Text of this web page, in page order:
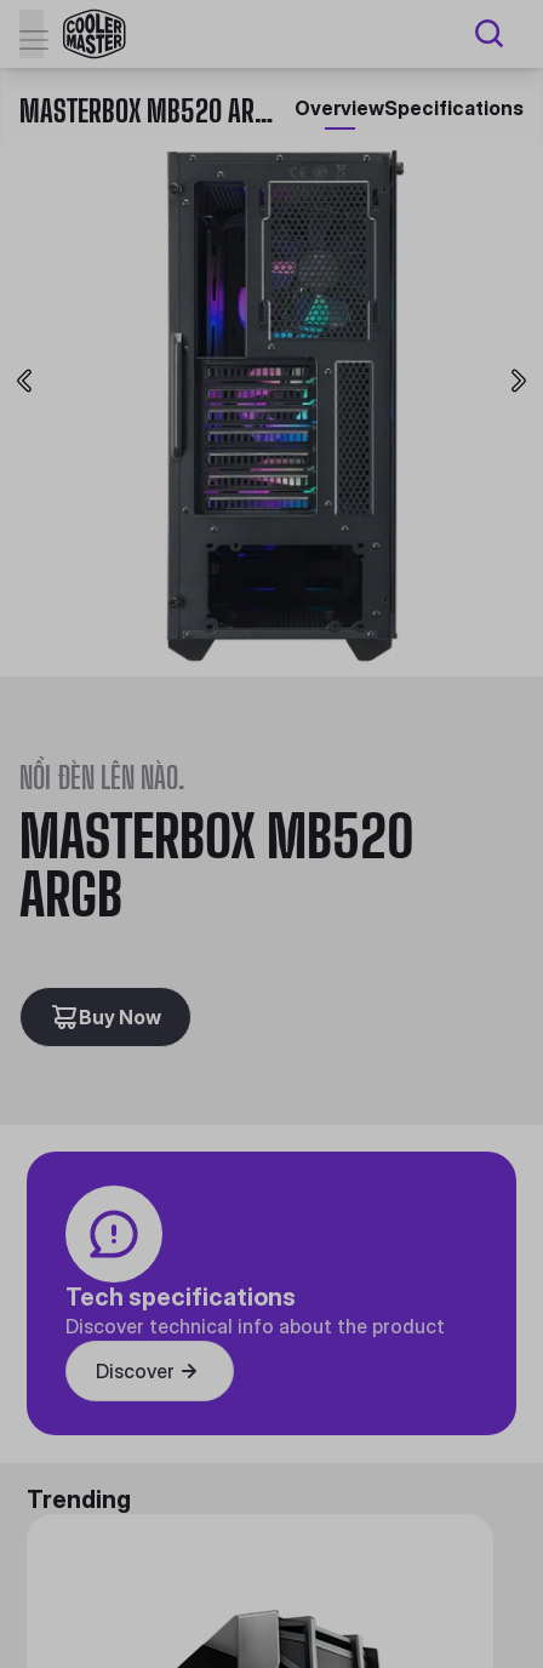
MASTERBOX MB520 ARGB OverviewSpecifications
NỔI ĐÈN LÊN NÀO.
MASTERBOX MB520
ARGB
Buy Now
Tech specifications
Discover technical info about the product
Discover
Trending